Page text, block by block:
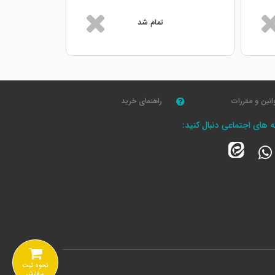
تمام شد
و مقررات راهنمای خرید
های اجتماعی دنبال کنید:
نحوه ثبت